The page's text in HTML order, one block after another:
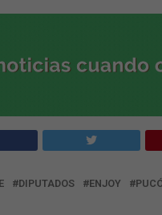
DIPUTADOS ENJOY